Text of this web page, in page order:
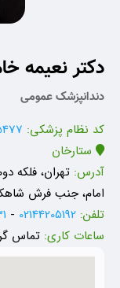
دکتر نعیمه
دندانپزشک عمومی
کد نظام پزشکی:
ستارخان
آدرس: تهران، فلکه
امام، جنب فرش شاهکار
تلفن: 02144205192
-
ساعات کاری: تماس